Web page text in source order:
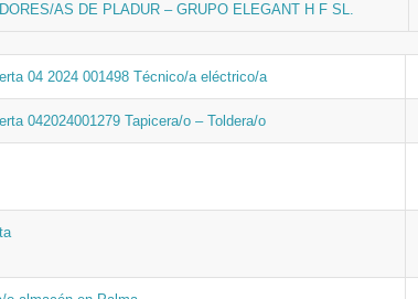
AS DE PLADUR – GRUPO ELEGANT H F SL.
04 2024 001498 Técnico/a eléctrico/a
042024001279 Tapicera/o – Toldera/o